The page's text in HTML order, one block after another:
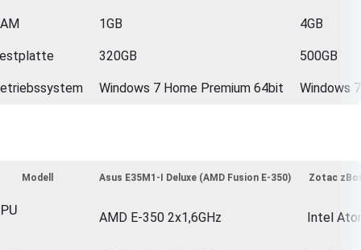
1GB 4GB
320GB 500GB
Windows 7 Home Premium 64bit Windows
Modell Asus E35M1-I Deluxe (AMD Fusion E-350) Zotac
AMD E-350 2x1,6GHz Intel